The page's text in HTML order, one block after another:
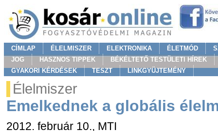
CÍMLAP ÉLELMISZER ELEKTRONIKA ÉLETMÓD
JOG
HASZNOS TIPPEK
BÉKÉLTETŐ TESTÜLETI HÍREK
GYAKORI KÉRDÉSEK
TESZT LINKGYÜJTEMÉNY
Élelmiszer
Emelkednek a globális
2012. február 10., MTI